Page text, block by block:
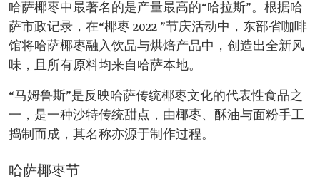
哈萨椰枣中最著名的是产量最高的“哈拉斯”。根据哈
萨市政记录，在“椰枣 2022 ”节庆活动中，东部省咖啡
馆将哈萨椰枣融入饮品与烘焙产品中，创造出全新风
味，且所有原料均来自哈萨本地。
“马姆鲁斯”是反映哈萨传统椰枣文化的代表性食品之
一，是一种沙特传统甜点，由椰枣、酥油与面粉手工
捣制而成，其名称亦源于制作过程。
哈萨椰枣节